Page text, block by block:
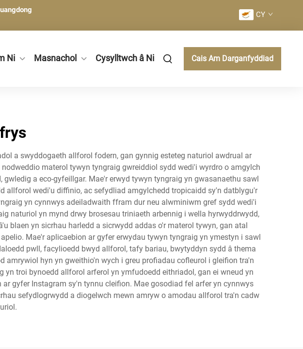
CY
Ni Masnachol Cysylltwch â Ni Cais Am Darganfyddiad
a swyddogaeth allforol fodern, gan gynnig esteteg naturiol awdrual ar
materol tywyn tyngraig gwreiddiol sydd wedi'i wyrdro o amgylch
a eco-gyfeillgar. Mae'r erwyd tywyn tyngraig yn gwasanaethu sawl
allforol wedi'u diffinio, ac sefydliad amgylchedd tropicaidd sy'n datblygu'r
yn cynnwys adeiladwaith ffram dur neu alwminiwm gref sydd wedi'i
naturiol yn mynd drwy brosesau triniaeth arbennig i wella hyrwyddrwydd,
blaen yn sicrhau harledd a sicrwydd addas o'r materol tywyn, gan atal
Mae'r aplicaebion ar gyfer erwydau tywyn tyngraig yn ymestyn i sawl
pwll, facylioedd bwyd allforol, tafy bariau, bwytyddyn sydd â thema
hyn yn gweithio'n wych i greu profiadau cofleurol i gleifion tra'n
troi bynoedd allforol arferol yn ymfudoedd eithriadol, gan ei wneud yn
gyfer Instagram sy'n tynnu cleifion. Mae gosodiad fel arfer yn cynnwys
sefydlogrwydd a diogelwch mewn amryw o amodau allforol tra'n cadw